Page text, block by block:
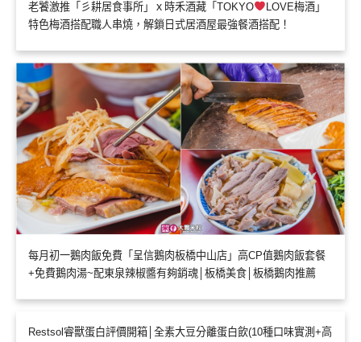
老饕激推「彡耕居食事所」ｘ時禾酒藏「TOKYO
LOVE梅酒」
特色梅酒搭配職人串燒，解鎖日式居酒屋最強餐酒搭配！
每月初一鵝肉飯免費「呈信鵝肉板橋中山店」高CP值鵝肉飯套餐
+免費鵝肉湯~配東泉辣椒醬有夠銷魂│板橋美食│板橋鵝肉推薦
Restsol睿獸蛋白評價開箱│全素大豆分離蛋白飲(10種口味實測+高